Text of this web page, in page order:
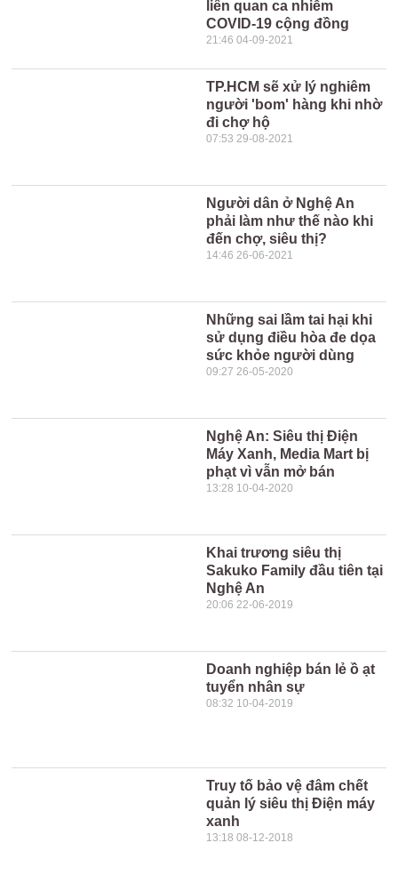
liên quan ca nhiễm
COVID-19 cộng đồng
21:46 04-09-2021
TP.HCM sẽ xử lý nghiêm
người 'bom' hàng khi nhờ
đi chợ hộ
07:53 29-08-2021
Người dân ở Nghệ An
phải làm như thế nào khi
đến chợ, siêu thị?
14:46 26-06-2021
Những sai lầm tai hại khi
sử dụng điều hòa đe dọa
sức khỏe người dùng
09:27 26-05-2020
Nghệ An: Siêu thị Điện
Máy Xanh, Media Mart bị
phạt vì vẫn mở bán
13:28 10-04-2020
Khai trương siêu thị
Sakuko Family đầu tiên tại
Nghệ An
20:06 22-06-2019
Doanh nghiệp bán lẻ ồ ạt
tuyển nhân sự
08:32 10-04-2019
Truy tố bảo vệ đâm chết
quản lý siêu thị Điện máy
xanh
13:18 08-12-2018